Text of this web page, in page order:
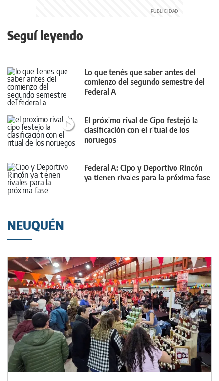
Seguí leyendo
Lo que tenés que saber antes del
comienzo del segundo semestre del
Federal A
El próximo rival de Cipo festejó la
clasificación con el ritual de los
noruegos
Federal A: Cipo y Deportivo Rincón
ya tienen rivales para la próxima fase
NEUQUÉN